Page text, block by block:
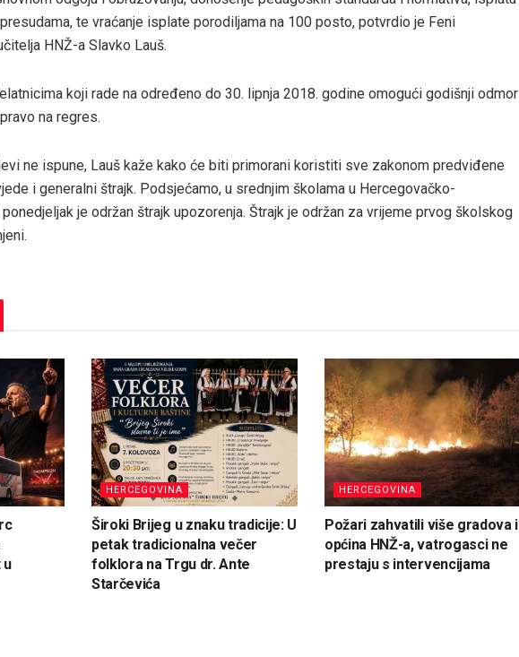
te vraćanje isplate porodiljama na 100 posto, potvrdio je Feni
HNŽ-a Slavko Lauš.
koji rade na određeno do 30. lipnja 2018. godine omogući godišnji odmor
na regres.
ne ispune, Lauš kaže kako će biti primorani koristiti sve zakonom predviđene
i generalni štrajk. Podsjećamo, u srednjim školama u Hercegovačko-
je održan štrajk upozorenja. Štrajk je održan za vrijeme prvog školskog
u
HERCEGOVINA
Široki Brijeg u znaku tradicije: U
petak tradicionalna večer
folklora na Trgu dr. Ante
Starčevića
HERCEGOVINA
Požari zahvatili više gradova i
općina HNŽ-a, vatrogasci ne
prestaju s intervencijama